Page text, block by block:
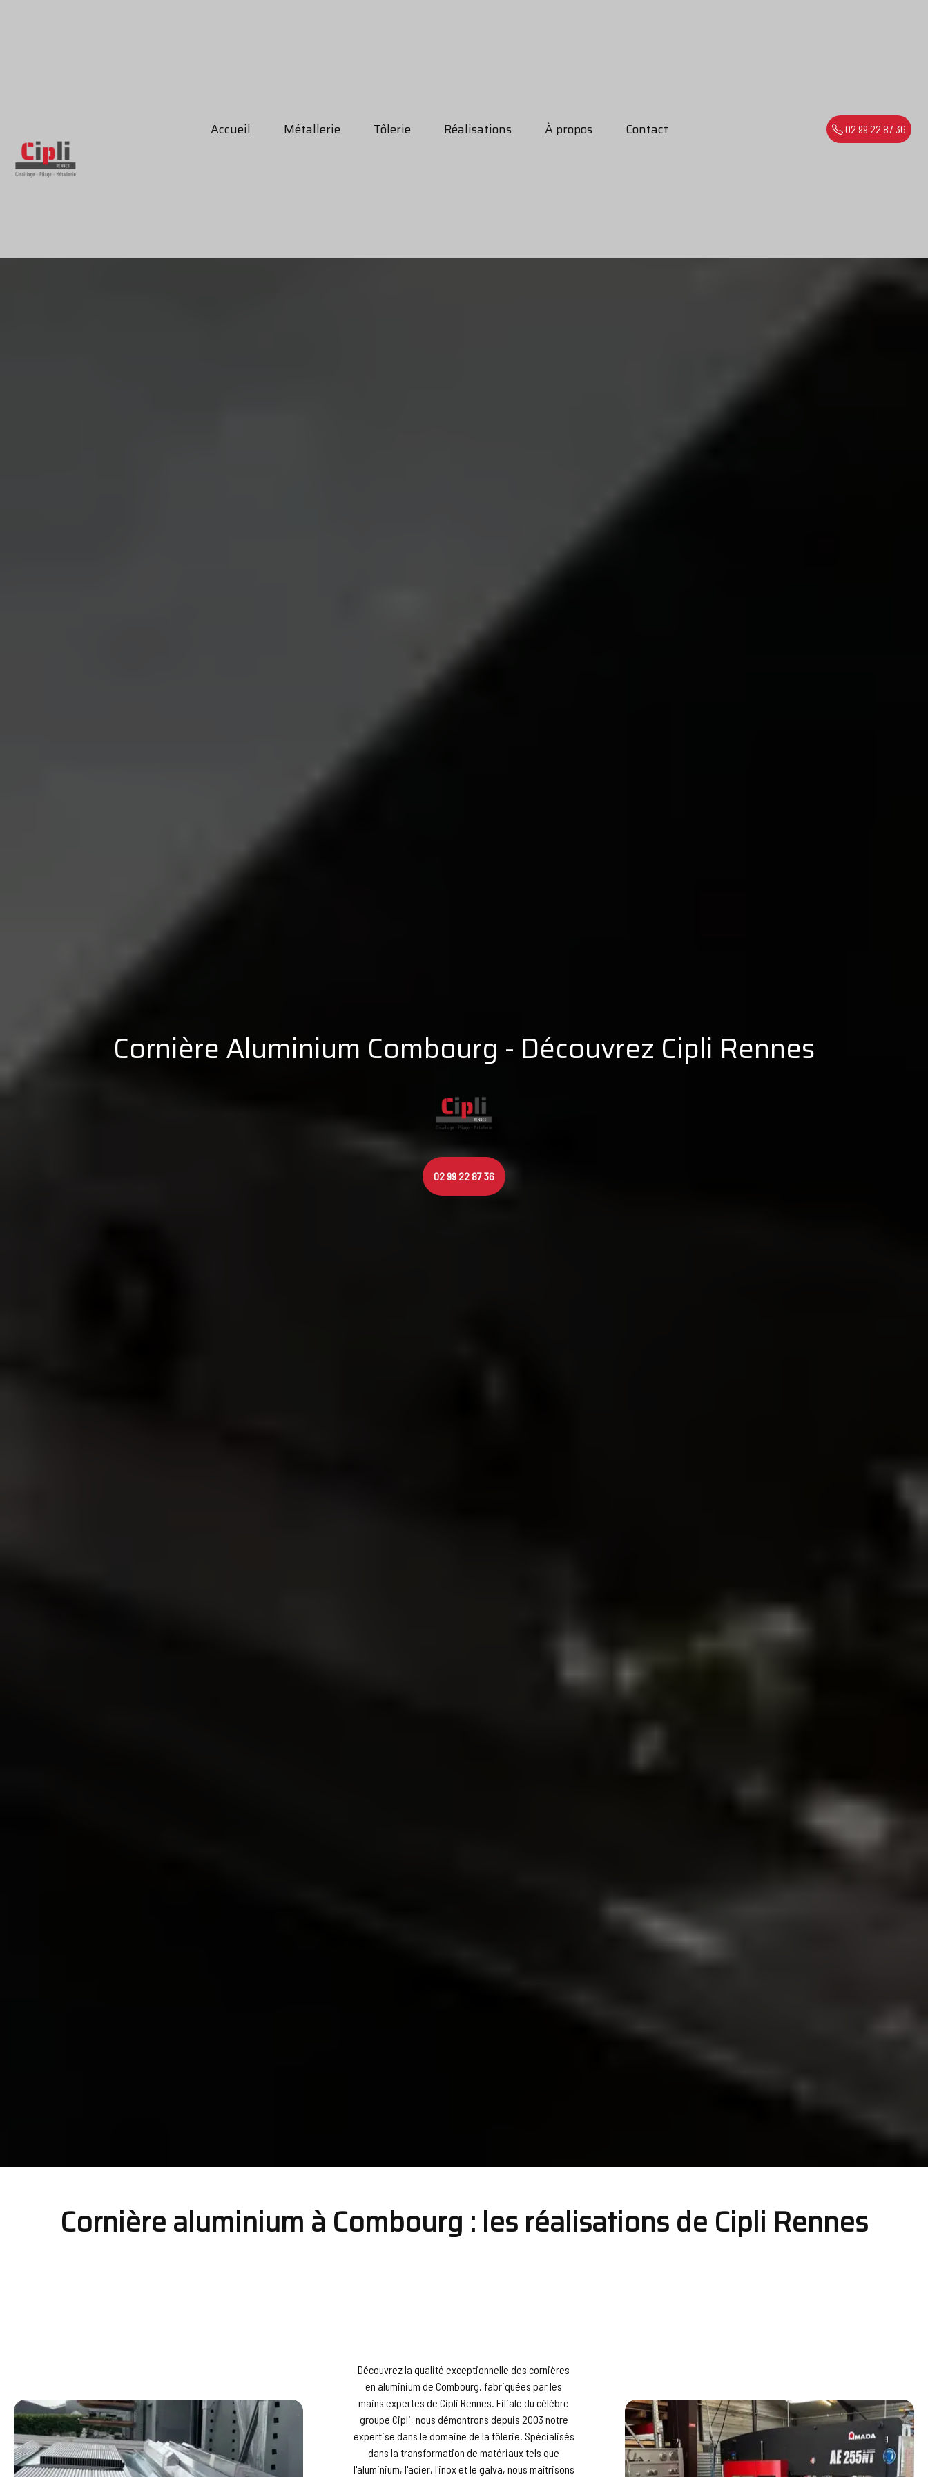
Accueil Métallerie Tôlerie Réalisations À propos Contact 02 99 22 87 36
Cornière Aluminium Combourg - Découvrez Cipli Rennes
02 99 22 87 36
Cornière aluminium à Combourg : les réalisations de Cipli Rennes
Découvrez la qualité exceptionnelle des cornières
en aluminium de Combourg, fabriquées par les
mains expertes de Cipli Rennes. Filiale du célèbre
groupe Cipli, nous démontrons depuis 2003 notre
expertise dans le domaine de la tôlerie. Spécialisés
dans la transformation de matériaux tels que
l'aluminium, l'acier, l'inox et le galva, nous maîtrisons